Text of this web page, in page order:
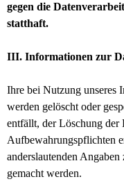
gegen die
statthaft.
III. Informationen zur
Ihre bei Nutzung unseres
werden gelöscht oder
entfällt, der Löschung der
Aufbewahrungspflichten
anderslautenden
gemacht werden.